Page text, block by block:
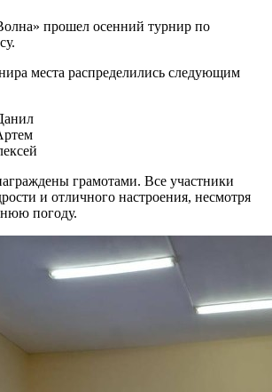
прошел осенний турнир по
места распределились следующим
грамотами. Все участники
и отличного настроения, несмотря
погоду.